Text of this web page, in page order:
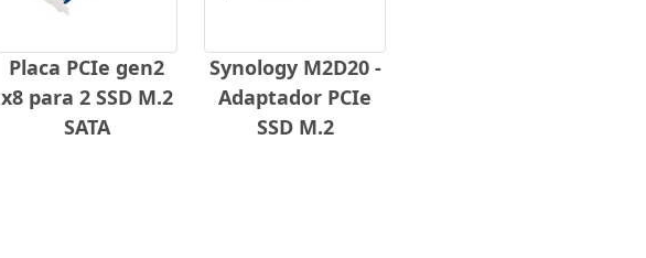
Placa PCIe gen2
x8 para 2 SSD M.2
SATA
Synology M2D20 -
Adaptador PCIe
SSD M.2